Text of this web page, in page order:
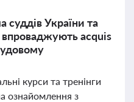
України та
впроваджують acquis
курси та тренінги
ознайомлення з